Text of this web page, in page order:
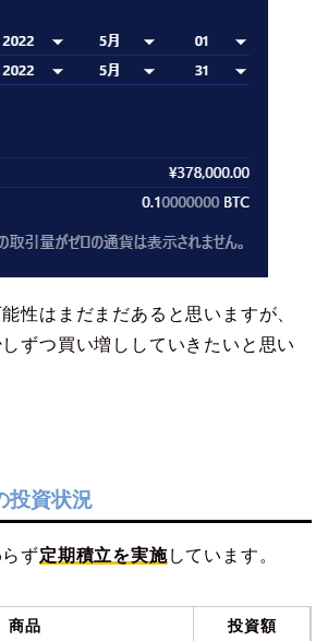
性はまだまだあると思いますが、
ずつ買い増ししていきたいと思い
投資状況
ず定期積立を実施しています。
商品 投資額